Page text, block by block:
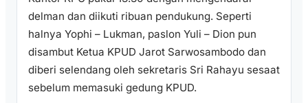
delman dan diikuti ribuan pendukung. Seperti
halnya Yophi – Lukman, paslon Yuli – Dion pun
disambut Ketua KPUD Jarot Sarwosambodo dan
diberi selendang oleh sekretaris Sri Rahayu sesaat
sebelum memasuki gedung KPUD.